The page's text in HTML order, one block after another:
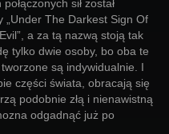
sił został
„Under The Darkest Sign Of
a za tą nazwą stoją tak
tylko dwie osoby, bo oba te
są indywidualnie. I
części świata, obracają się
podobnie złą i nienawistną
odgadnąć już po